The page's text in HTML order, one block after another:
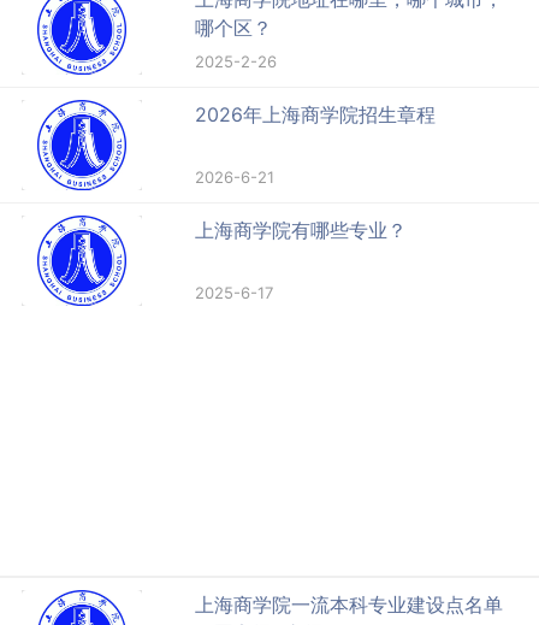
哪个区？
2025-2-26
2026年上海商学院招生章程
2026-6-21
上海商学院有哪些专业？
2025-6-17
上海商学院一流本科专业建设点名单